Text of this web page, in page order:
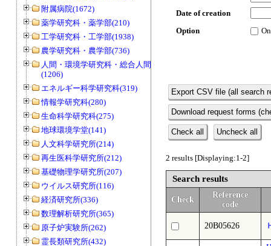
附属病院(1672)
薬学研究科・薬学部(210)
工学研究科・工学部(1938)
農学研究科・農学部(736)
人間・環境学研究科・総合人間学部
(1206)
エネルギー科学研究科(319)
情報学研究科(280)
生命科学研究科(275)
地球環境学堂(141)
人文科学研究所(214)
再生医科学研究所(212)
基礎物理学研究所(207)
ウイルス研究所(116)
経済研究所(336)
数理解析研究所(365)
原子炉実験所(262)
霊長類研究所(432)
Date of creation
Option
Export CSV file (all search
Download request forms
Check all Uncheck all
2 results [Displaying:1-2]
Search results
Check
Reference
code
20B05626